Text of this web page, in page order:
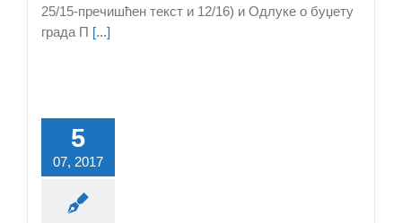
25/15-пречишћен текст и 12/16) и Одлукe о буџету
града П [...]
5
07, 2017